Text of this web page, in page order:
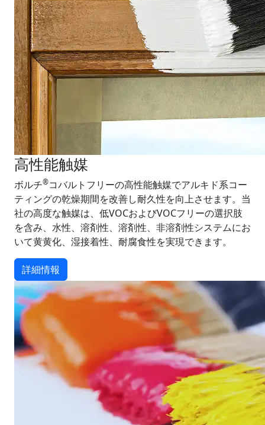
高性能触媒
ボルチ®コバルトフリーの高性能触媒でアルキド系コー
ティングの乾燥期間を改善し耐久性を向上させます。当
社の高度な触媒は、低VOCおよびVOCフリーの選択肢
を含み、水性、溶剤性、溶剤性、非溶剤性システムにお
いて黄黄化、湿接着性、耐腐食性を実現できます。
詳細情報